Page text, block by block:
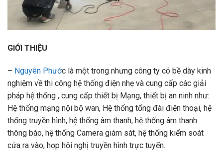
GIỚI THIỆU
– Nguyên Phước là một trong nhưng công ty có bề dày kinh
nghiệm về thi công hệ thống điện nhẹ và cung cấp các giải
pháp hệ thống , cung cấp thiết bị Mạng, thiết bị an ninh như:
Hệ thống mạng nội bộ wan, Hệ thống tổng đài điện thoại, hệ
thống truyền hình, hệ thống âm thanh, hệ thống âm thanh
thông báo, hệ thống Camera giám sát, hệ thống kiểm soát
cửa ra vào, họp hội nghị truyền hình trực tuyến.